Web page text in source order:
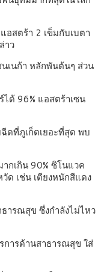
อสตร้า 2 เข็มกับเบตา
ล่าว
เนก้า หลักพันต้นๆ ส่วน
ได้ 96% แอสตร้าเซน
ดที่ภูเก็ตเยอะที่สุด พบ
กเกิน 90% ซิโนแวค
ด เช่น เตียงหนักสีแดง
ารณสุข ซึ่งกำลังไม่ไหว
การด้านสาธารณสุข ใส่